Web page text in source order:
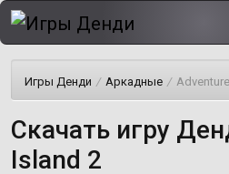
Игры Денди / Аркадные /
Скачать игру
Island 2